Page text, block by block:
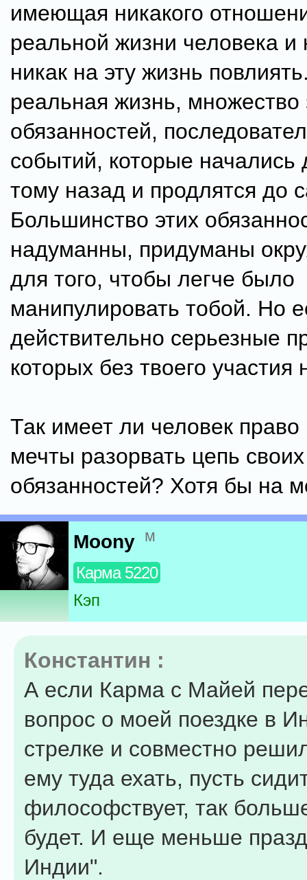
имеющая никакого
реальной жизни человека и
никак на эту жизнь
реальная жизнь, множество
обязанностей,
событий, которые начались
тому назад и продлятся до
Большинство этих
надуманны, придуманы
для того, чтобы легче было
манипулировать тобой. Но
действительно серьезные
которых без твоего участия
Так имеет ли человек
мечты разорвать цепь своих
обязанностей? Хотя бы на
Moony м
Карма 5220
Кэп
Константин :
А если Карма с Майей
вопрос о моей поездке в
стрелке и совместно
ему туда ехать, пусть
философствует, так
будет. И еще меньше
Индии".